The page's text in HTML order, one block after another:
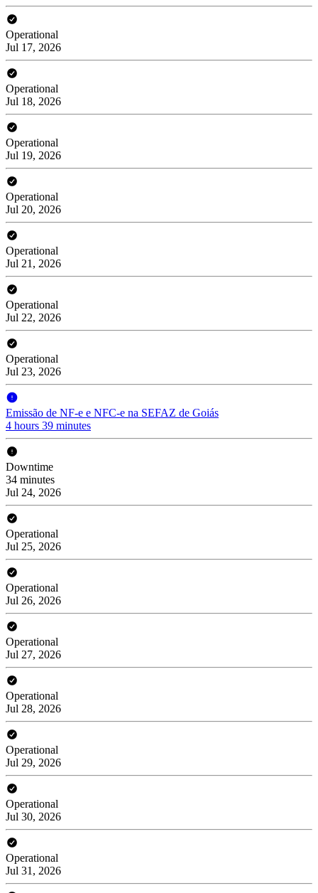
Operational
Jul 17, 2026
Operational
Jul 18, 2026
Operational
Jul 19, 2026
Operational
Jul 20, 2026
Operational
Jul 21, 2026
Operational
Jul 22, 2026
Operational
Jul 23, 2026
Emissão de NF-e e NFC-e na SEFAZ de Goiás
4 hours 39 minutes
Downtime
34 minutes
Jul 24, 2026
Operational
Jul 25, 2026
Operational
Jul 26, 2026
Operational
Jul 27, 2026
Operational
Jul 28, 2026
Operational
Jul 29, 2026
Operational
Jul 30, 2026
Operational
Jul 31, 2026